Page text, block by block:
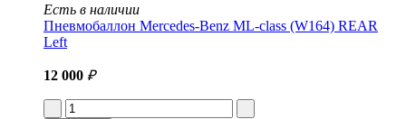
Есть в наличии
Пневмобаллон Mercedes-Benz ML-class (W164) REAR
Left
12 000 ₽